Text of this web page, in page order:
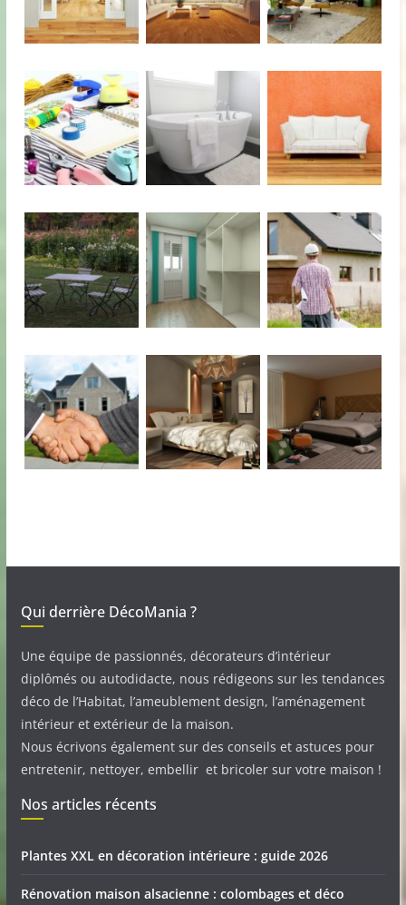
Qui derrière DécoMania ?
Une équipe de passionnés, décorateurs d’intérieur
diplômés ou autodidacte, nous rédigeons sur les tendances
déco de l’Habitat, l’ameublement design, l’aménagement
intérieur et extérieur de la maison.
Nous écrivons également sur des conseils et astuces pour
entretenir, nettoyer, embellir et bricoler sur votre maison !
Nos articles récents
Plantes XXL en décoration intérieure : guide 2026
Rénovation maison alsacienne : colombages et déco